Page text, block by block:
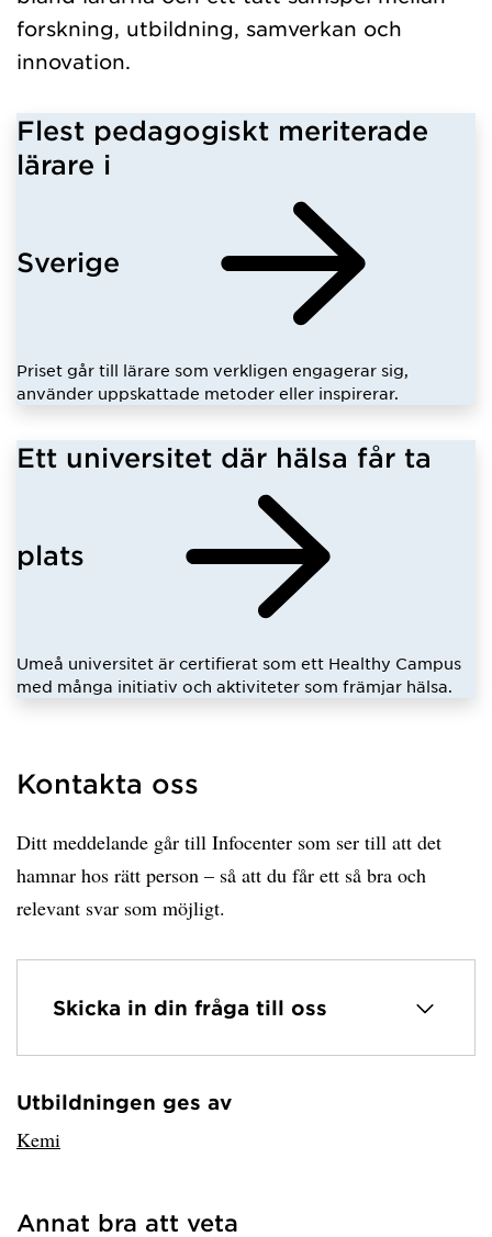
forskning, utbildning, samverkan och
innovation.
Flest pedagogiskt meriterade
lärare i
Sverige
Priset går till lärare som verkligen engagerar sig,
använder uppskattade metoder eller inspirerar.
Ett universitet där hälsa får ta
plats
Umeå universitet är certifierat som ett Healthy Campus
med många initiativ och aktiviteter som främjar hälsa.
Kontakta oss
Ditt meddelande går till Infocenter som ser till att det
hamnar hos rätt person – så att du får ett så bra och
relevant svar som möjligt.
Skicka in din fråga till oss
Har hämtat avsändare.
Utbildningen ges av
Kemi
hämtat länkar.
Annat bra att veta